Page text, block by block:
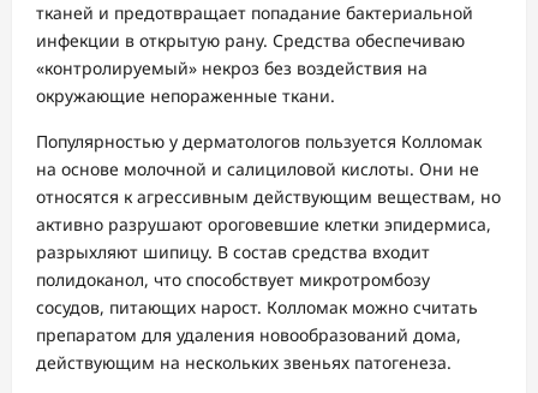
тканей и предотвращает попадание бактериальной
инфекции в открытую рану. Средства обеспечиваю
«контролируемый» некроз без воздействия на
окружающие непораженные ткани.
Популярностью у дерматологов пользуется Колломак
на основе молочной и салициловой кислоты. Они не
относятся к агрессивным действующим веществам, но
активно разрушают ороговевшие клетки эпидермиса,
разрыхляют шипицу. В состав средства входит
полидоканол, что способствует микротромбозу
сосудов, питающих нарост. Колломак можно считать
препаратом для удаления новообразований дома,
действующим на нескольких звеньях патогенеза.